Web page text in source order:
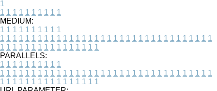
1
1 1 1 1 1 1 1 1 1 1
MEDIUM:
1 1 1 1 1 1 1 1 1 1
1 1 1 1 1 1 1 1 1 1 1 1 1 1 1 1 1 1 1 1 1 1 1 1 1 1 1 1 1 1 1 1 1 1
1 1 1 1 1 1 1 1 1 1 1 1 1 1 1 1
PARALLELS:
1 1 1 1 1 1 1 1 1 1
1 1 1 1 1 1 1 1 1 1 1 1 1 1 1 1 1 1 1 1 1 1 1 1 1 1 1 1 1 1 1 1 1 1
1 1 1 1 1 1 1 1 1 1 1 1 1 1 1 1